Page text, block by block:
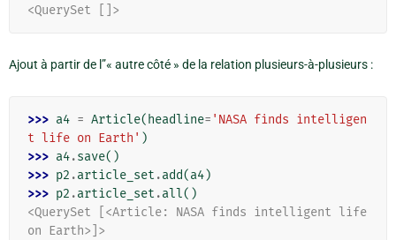
<QuerySet []>
Ajout à partir de l”« autre côté » de la relation plusieurs-à-plusieurs :
>>> a4 = Article( headline= 'NASA finds intelligen
t life on Earth' )
>>> a4.save()
>>> p2 .article_set .add(a4)
>>> p2 .article_set .all()
<QuerySet [<Article: NASA finds intelligent life
on Earth>]>